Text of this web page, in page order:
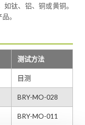
钛、铝、铜或黄铜。
。
测试方法
目测
BRY-MO-028
BRY-MO-011